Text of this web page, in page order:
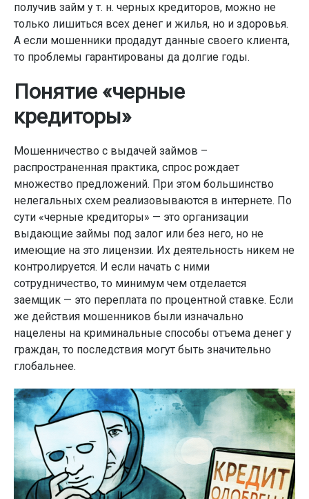
получив займ у т. н. черных кредиторов, можно не
только лишиться всех денег и жилья, но и здоровья.
А если мошенники продадут данные своего клиента,
то проблемы гарантированы да долгие годы.
Понятие «черные
кредиторы»
Мошенничество с выдачей займов –
распространенная практика, спрос рождает
множество предложений. При этом большинство
нелегальных схем реализовываются в интернете. По
сути «черные кредиторы» — это организации
выдающие займы под залог или без него, но не
имеющие на это лицензии. Их деятельность никем не
контролируется. И если начать с ними
сотрудничество, то минимум чем отделается
заемщик — это переплата по процентной ставке. Если
же действия мошенников были изначально
нацелены на криминальные способы отъема денег у
граждан, то последствия могут быть значительно
глобальнее.